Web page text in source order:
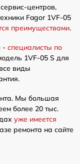
центров,
Fagor 1VF-05
преимуществами.
- специалисты по
1VF-05 S для
виды
Мы большая
более 20 тыс.
уже имеется
ремонта на сайте